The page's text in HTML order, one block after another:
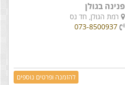
פנינה בגולן
רמת הגולן, חד נס
073-8500937
להזמנה ופרטים נוספים